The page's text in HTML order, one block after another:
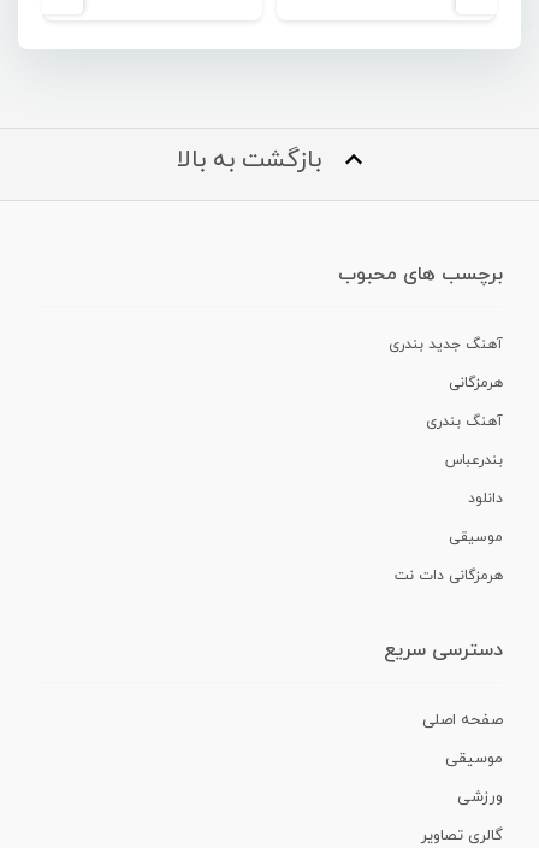
بازگشت به بالا
برچسب های محبوب
آهنگ جدید بندری
هرمزگانی
آهنگ بندری
بندرعباس
دانلود
موسیقی
هرمزگانی دات نت
دسترسی سریع
صفحه اصلی
موسیقی
ورزشی
گالری تصاویر